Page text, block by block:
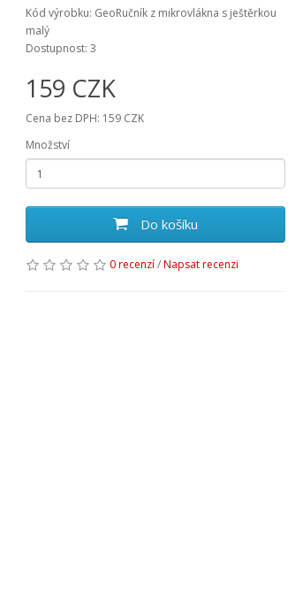
Kód výrobku: GeoRučník z mikrovlákna s ještěrkou
malý
Dostupnost: 3
159 CZK
Cena bez DPH: 159 CZK
Množství
Do košíku
0 recenzí/Napsat recenzi